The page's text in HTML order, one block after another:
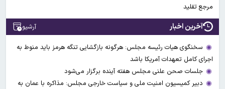
مرجع تقلید
آخرین اخبار آرشیو
سخنگوی هیات رئیسه مجلس: هرگونه بازگشایی تنگه هرمز باید منوط به
اجرای کامل تعهدات آمریکا باشد
جلسات صحن علنی مجلس هفته آینده برگزار می‌شود
دبیر کمیسیون امنیت ملی و سیاست خارجی مجلس: مذاکره با عمان به